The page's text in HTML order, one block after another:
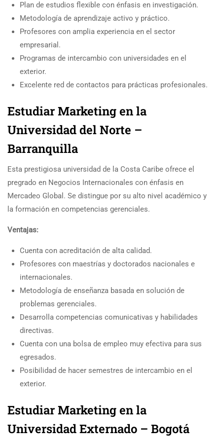
Plan de estudios flexible con énfasis en investigación.
Metodología de aprendizaje activo y práctico.
Profesores con amplia experiencia en el sector
empresarial.
Programas de intercambio con universidades en el
exterior.
Excelente red de contactos para prácticas profesionales.
Estudiar Marketing en la
Universidad del Norte –
Barranquilla
Esta prestigiosa universidad de la Costa Caribe ofrece el
pregrado en Negocios Internacionales con énfasis en
Mercadeo Global. Se distingue por su alto nivel académico y
la formación en competencias gerenciales.
Ventajas:
Cuenta con acreditación de alta calidad.
Profesores con maestrías y doctorados nacionales e
internacionales.
Metodología de enseñanza basada en solución de
problemas gerenciales.
Desarrolla competencias comunicativas y habilidades
directivas.
Cuenta con una bolsa de empleo muy efectiva para sus
egresados.
Posibilidad de hacer semestres de intercambio en el
exterior.
Estudiar Marketing en la
Universidad Externado – Bogotá